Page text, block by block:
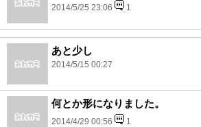
2014/5/25 23:06 1
あと少し
2014/5/15 00:27
何とか形になりました。
2014/4/29 00:56 1